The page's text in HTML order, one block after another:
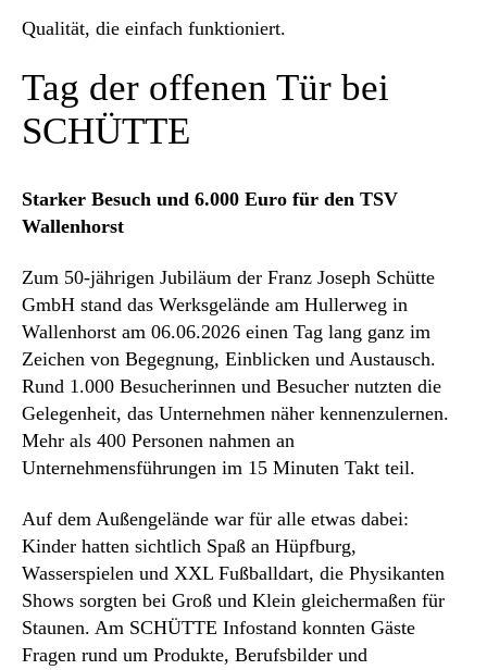
Qualität, die einfach funktioniert.
Tag der offenen Tür bei
SCHÜTTE
Starker Besuch und 6.000 Euro für den TSV
Wallenhorst
Zum 50-jährigen Jubiläum der Franz Joseph Schütte
GmbH stand das Werksgelände am Hullerweg in
Wallenhorst am 06.06.2026 einen Tag lang ganz im
Zeichen von Begegnung, Einblicken und Austausch.
Rund 1.000 Besucherinnen und Besucher nutzten die
Gelegenheit, das Unternehmen näher kennenzulernen.
Mehr als 400 Personen nahmen an
Unternehmensführungen im 15 Minuten Takt teil.
Auf dem Außengelände war für alle etwas dabei:
Kinder hatten sichtlich Spaß an Hüpfburg,
Wasserspielen und XXL Fußballdart, die Physikanten
Shows sorgten bei Groß und Klein gleichermaßen für
Staunen. Am SCHÜTTE Infostand konnten Gäste
Fragen rund um Produkte, Berufsbilder und